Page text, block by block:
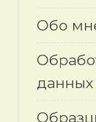
Обо
данных